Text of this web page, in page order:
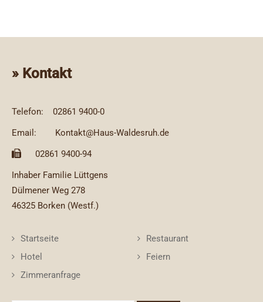
» Kontakt
Telefon:
02861 9400-0
Email:
Kontakt@Haus-Waldesruh.de
02861 9400-94
Inhaber Familie Lüttgens
Dülmener Weg 278
46325 Borken (Westf.)
Startseite
Hotel
Zimmeranfrage
Restaurant
Feiern